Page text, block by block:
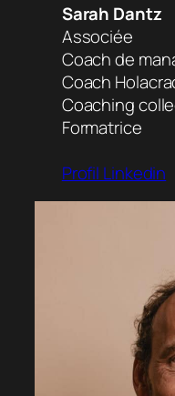
Sarah Dantz
Associée
Coach de
Coach
Coaching
Formatrice
Profil Linkedin